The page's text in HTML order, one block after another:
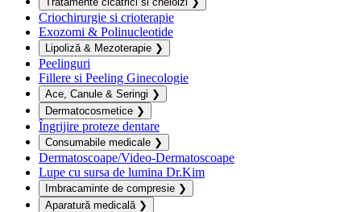
Criochirurgie si crioterapie
Exozomi & Polinucleotide
Lipoliză & Mezoterapie ❯
Peelinguri
Fillere si Peeling Ginecologie
Ace, Canule & Seringi ❯
Dermatocosmetice ❯
Îngrijire proteze dentare
Consumabile medicale ❯
Dermatoscoape/Video-Dermatoscoape
Lupe cu sursa de lumina Dr.Kim
Imbracaminte de compresie ❯
Aparatură medicală ❯